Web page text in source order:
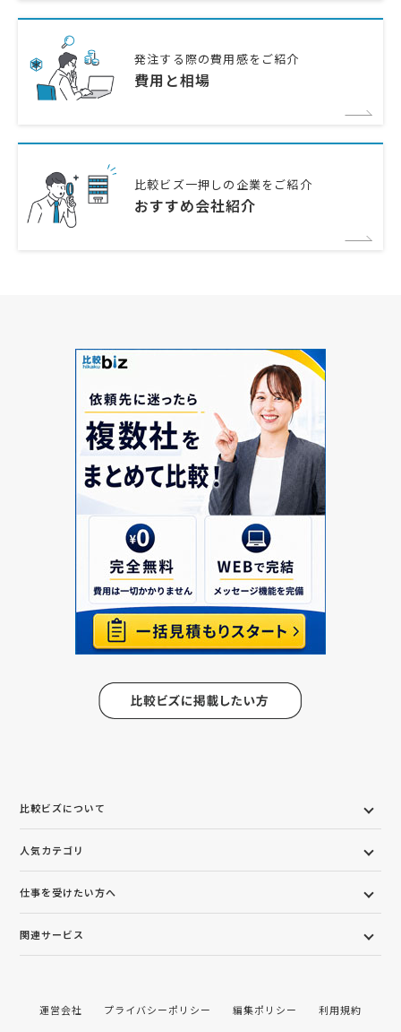
発注する際の費用感をご紹介
費用と相場
比較ビズ一押しの企業をご紹介
おすすめ会社紹介
比較ビズについて
人気カテゴリ
仕事を受けたい方へ
関連サービス
運営会社 プライバシーポリシー 編集ポリシー 利用規約